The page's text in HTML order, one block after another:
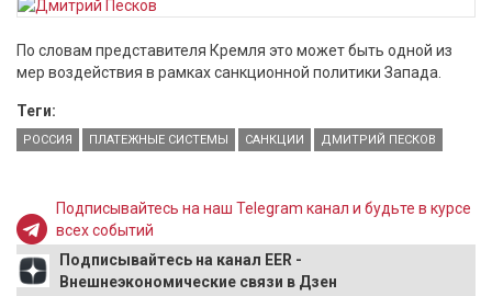
По словам представителя Кремля это может быть одной из
мер воздействия в рамках санкционной политики Запада.
Теги:
РОССИЯ ПЛАТЕЖНЫЕ СИСТЕМЫ САНКЦИИ ДМИТРИЙ ПЕСКОВ
Подписывайтесь на наш Telegram канал и будьте в курсе
всех событий
Подписывайтесь на канал EER -
Внешнеэкономические связи в Дзен